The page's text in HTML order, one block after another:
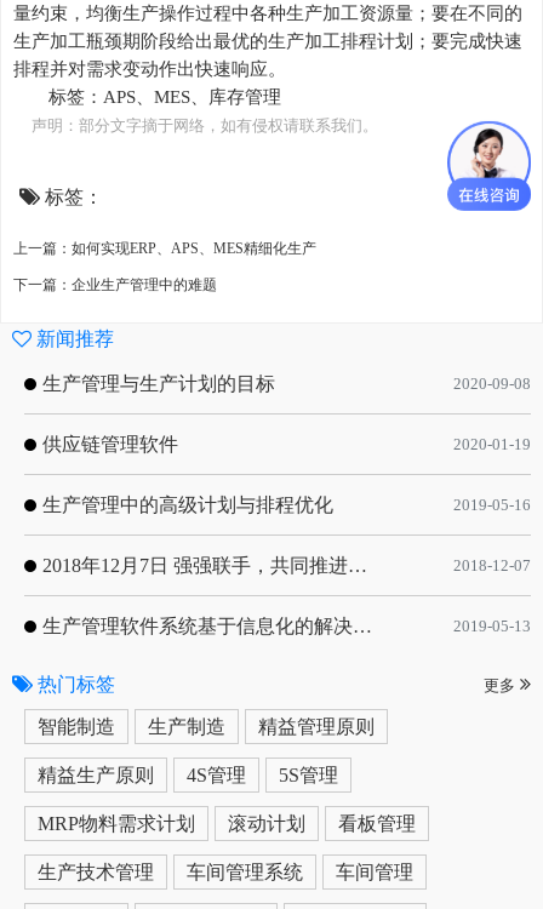
量约束，均衡生产操作过程中各种生产加工资源量；要在不同的
生产加工瓶颈期阶段给出最优的生产加工排程计划；要完成快速
排程并对需求变动作出快速响应。
标签：APS、MES、 库存管理
声明：部分文字摘于网络，如有侵权请联系我们。
标签：
上一篇：如何实现ERP、APS、MES精细化生产
下一篇：企业生产管理中的难题
新闻推荐
生产管理与生产计划的目标 2020-09-08
供应链管理软件 2020-01-19
生产管理中的高级计划与排程优化 2019-05-16
2018年12月7日 强强联手，共同推进电子器件领域APS应用典范 风华高科生产自动化工业互联网应用项目-APS项目启动会 2018-12-07
生产管理软件系统基于信息化的解决方案 2019-05-13
热门标签 更多
智能制造 生产制造 精益管理原则
精益生产原则 4S管理 5S管理
MRP物料需求计划 滚动计划 看板管理
生产技术管理 车间管理系统 车间管理